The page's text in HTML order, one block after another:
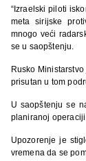
“Izraelski piloti
meta sirijske
mnogo veći
se u saopštenju.
Rusko
prisutan u tom
U saopštenju se
planiranoj operaciji.
Upozorenje je
vremena da se